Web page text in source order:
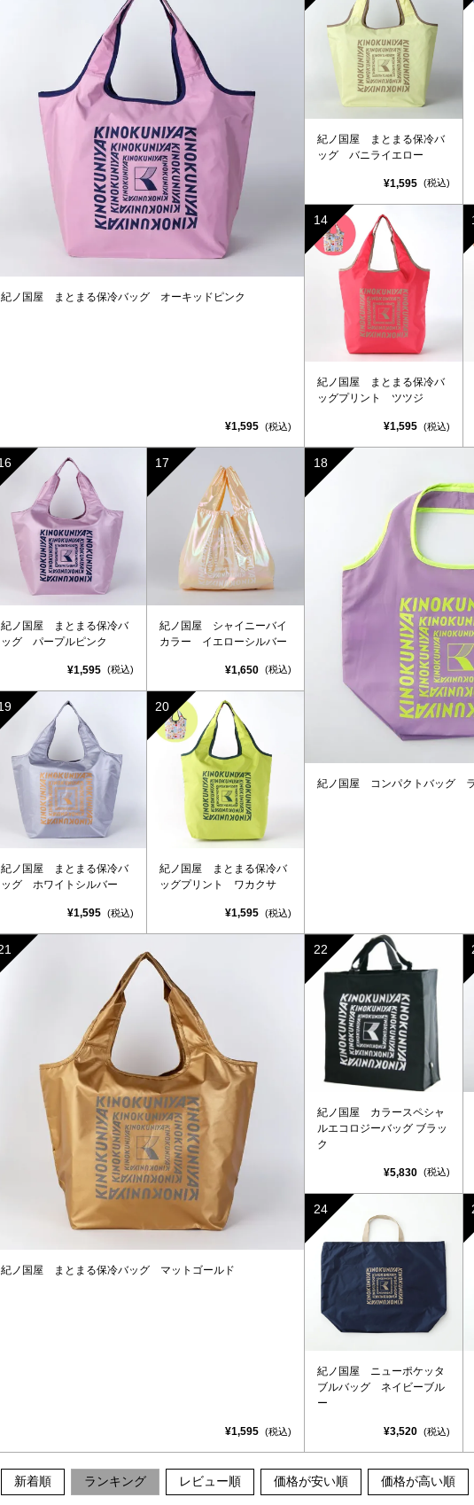
紀ノ国屋 まとまる保冷バッグ オーキッドピンク
¥1,595 (税込)
紀ノ国屋 まとまる保冷バ
ッグ バニライエロー
¥1,595 (税込)
紀ノ国屋 まとまる保冷バ
ッグプリント ツツジ
¥1,595 (税込)
紀ノ国屋 まとまる保冷バ
ッグ パープルピンク
¥1,595 (税込)
紀ノ国屋 シャイニーバイ
カラー イエローシルバー
¥1,650 (税込)
紀ノ国屋 コンパクトバッグ
紀ノ国屋 まとまる保冷バ
ッグ ホワイトシルバー
¥1,595 (税込)
紀ノ国屋 まとまる保冷バ
ッグプリント ワカクサ
¥1,595 (税込)
紀ノ国屋 まとまる保冷バッグ マットゴールド
¥1,595 (税込)
紀ノ国屋 カラースペシャ
ルエコロジーバッグ ブラッ
ク
¥5,830 (税込)
紀ノ国屋 ニューポケッタ
ブルバッグ ネイビーブル
ー
¥3,520 (税込)
新着順 ランキング レビュー順 価格が安い順 価格が高い順